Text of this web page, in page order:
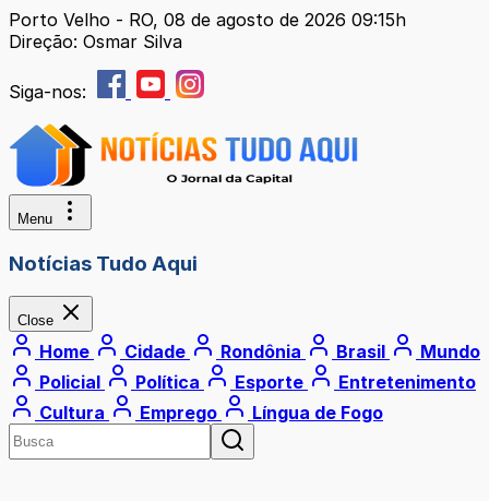
Porto Velho - RO, 08 de agosto de 2026 09:15h
Direção: Osmar Silva
Siga-nos:
Menu
Notícias Tudo Aqui
Close
Home Cidade Rondônia Brasil
Mundo
Policial
Política Esporte
Entretenimento
Cultura
Emprego Língua de Fogo